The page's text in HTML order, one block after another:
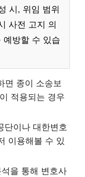
시, 위임 범위
사전 고지 의
예방할 수 있습
면 종이 소송보
적용되는 경우
단이나 대한변호
이용해볼 수 있
을 통해 변호사